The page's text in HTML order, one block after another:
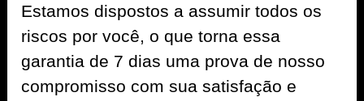
Estamos dispostos a assumir todos os
riscos por você, o que torna essa
garantia de 7 dias uma prova de nosso
compromisso com sua satisfação e